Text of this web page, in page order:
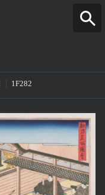
1F282